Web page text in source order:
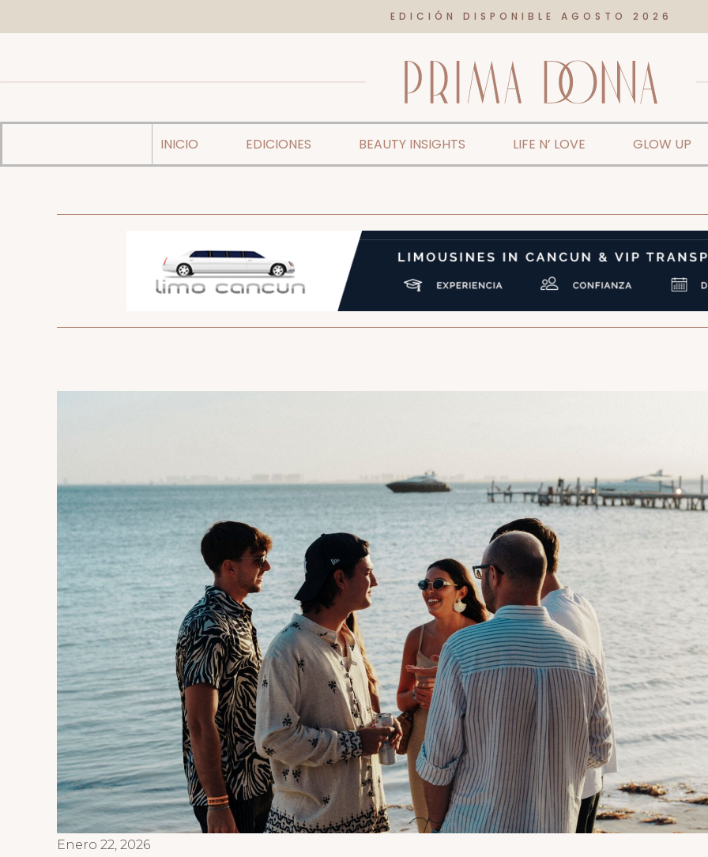
EDICIÓN DISPONIBLE AGOSTO 2026
INICIO EDICIONES BEAUTY INSIGHTS LIFE N’ LOVE GLOW UP
Enero 22, 2026